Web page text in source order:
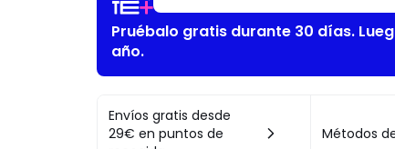
Pruébalo gratis durante 30 días.
año.
Envíos gratis desde
29€ en puntos de
Métodos